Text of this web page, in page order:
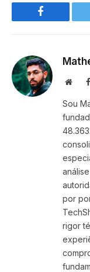
Facebook
Sou
por
rigor